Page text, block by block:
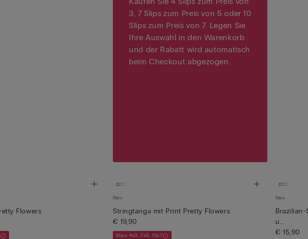
3, 7 Slips zum Preis von 5 oder 10
Slips zum Preis von 7. Legen Sie
Ihre Auswahl in den Warenkorb
und der Rabatt wird automatisch
beim Checkout abgezogen.
Flowers
Neu
Stringtanga mit Print Pretty Flowers
€ 19,90
Slips 4x3, 7x5, 10x7
Neu
u...
€ 15,90